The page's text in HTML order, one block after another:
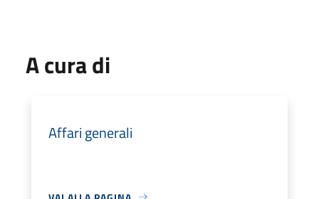
A cura di
Affari generali